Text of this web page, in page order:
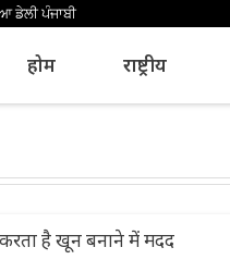
ਡੇਲੀ ਪੰਜਾਬੀ
होम राष्ट्रीय